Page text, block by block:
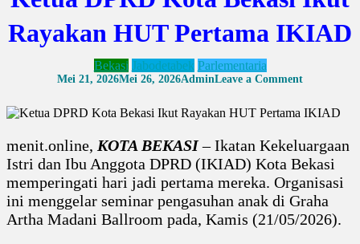
Rayakan HUT Pertama IKIAD
Bekasi Jabodetabek Parlementaria
Mei 21, 2026Mei 26, 2026AdminLeave a Commenton
Kota
Ikut
Rayakan
HUT
Pertama
IKIAD
menit.online, KOTA BEKASI– Ikatan Kekeluargaan
Istri dan Ibu Anggota DPRD (IKIAD) Kota Bekasi
memperingati hari jadi pertama mereka. Organisasi
ini menggelar seminar pengasuhan anak di Graha
Artha Madani Ballroom pada, Kamis (21/05/2026).